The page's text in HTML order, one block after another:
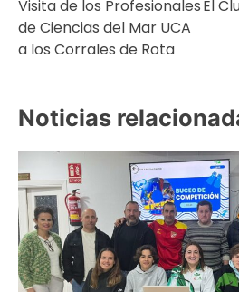
de
entradas
Visita de los Profesionales
de Ciencias del Mar UCA
a los Corrales de Rota
El
Noticias